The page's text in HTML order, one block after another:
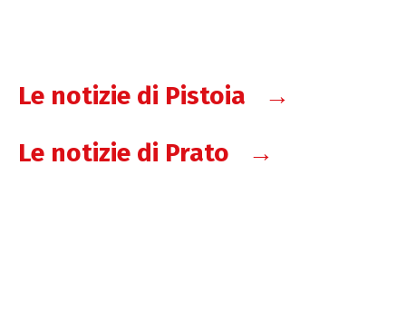
Le notizie di Pistoia →
Le notizie di Prato →